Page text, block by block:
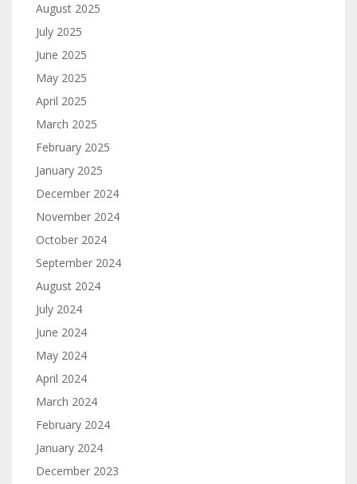
August 2025
July 2025
June 2025
May 2025
April 2025
March 2025
February 2025
January 2025
December 2024
November 2024
October 2024
September 2024
August 2024
July 2024
June 2024
May 2024
April 2024
March 2024
February 2024
January 2024
December 2023